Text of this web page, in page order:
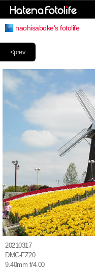
naohisaboke's fotolife
<prev
20210317
DMC-FZ20
9.40mm f/4.00